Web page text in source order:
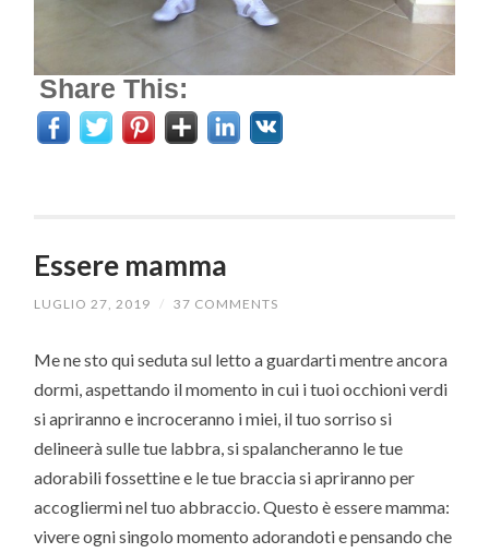
Share This:
Essere mamma
LUGLIO 27, 2019 / 37 COMMENTS
Me ne sto qui seduta sul letto a guardarti mentre ancora
dormi, aspettando il momento in cui i tuoi occhioni verdi
si apriranno e incroceranno i miei, il tuo sorriso si
delineerà sulle tue labbra, si spalancheranno le tue
adorabili fossettine e le tue braccia si apriranno per
accogliermi nel tuo abbraccio. Questo è essere mamma:
vivere ogni singolo momento adorandoti e pensando che